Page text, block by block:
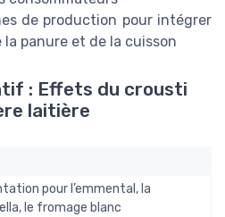
de production pour intégrer
panure et de la cuisson
: Effets du crousti
laitière
pour l’emmental, la
le fromage blanc